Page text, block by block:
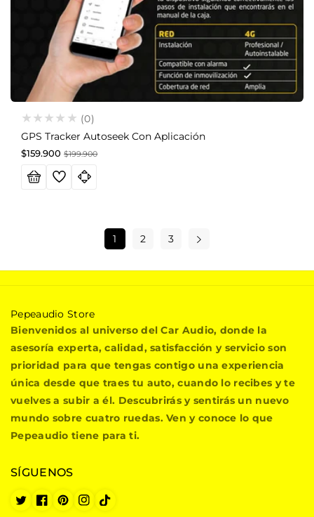
(0)
GPS Tracker Autoseek Con Aplicación
Precio
oferta
$159.900 Precio
habitual
$199.900
1 2 3
P
e
a
u
d
i
o
o
Pepeaudio Store
Bienvenidos al universo del Car Audio, donde la
asesoría experta, calidad, satisfacción y servicio son
prioridad para que tengas contigo una experiencia
única desde que traes tu auto, cuando lo recibes y te
vuelves a subir a él. Descubrirás y sentirás un nuevo
mundo sobre cuatro ruedas. Ven y conoce lo que
Pepeaudio tiene para ti.
SÍGUENOS
T
F
P
I
T